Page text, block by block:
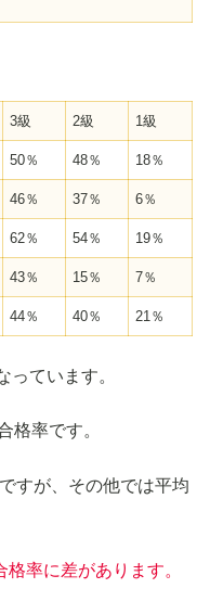
3級 2級 1級
50％ 48％ 18％
46％ 37％ 6％
62％ 54％ 19％
43％ 15％ 7％
44％ 40％ 21％
っています。
格率です。
すが、その他では平均
格率に差があります。